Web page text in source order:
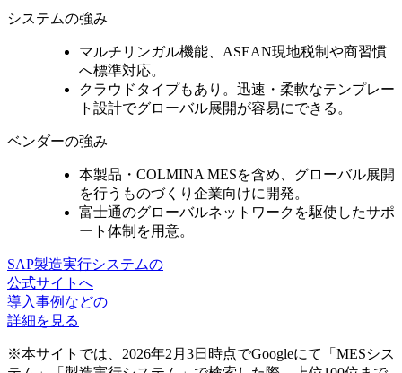
システムの強み
マルチリンガル機能、 ASEAN現地税制や商習慣
へ標準対応。
クラウドタイプもあり。迅速・柔軟なテンプレー
ト設計でグローバル展開が容易にできる。
ベンダーの強み
本製品・COLMINA MESを含め、 グローバル展開
を行うものづくり企業向けに開発。
富士通のグローバルネットワークを駆使 したサポ
ート体制を用意。
SAP製造実行システムの
公式サイトへ
導入事例などの
詳細を見る
※本サイトでは、2026年2月3日時点でGoogleにて「MESシス